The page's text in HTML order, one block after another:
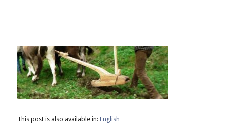
This post is also available in: English